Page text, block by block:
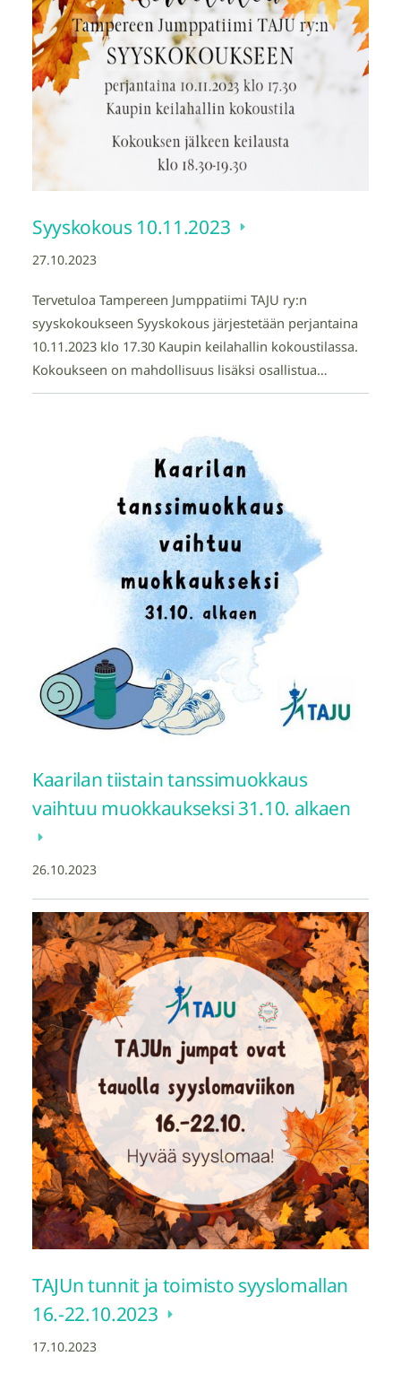
Syyskokous 10.11.2023
27.10.2023
Tervetuloa Tampereen Jumppatiimi TAJU ry:n
syyskokoukseen Syyskokous järjestetään perjantaina
10.11.2023 klo 17.30 Kaupin keilahallin kokoustilassa.
Kokoukseen on mahdollisuus lisäksi osallistua…
Kaarilan tiistain tanssimuokkaus
vaihtuu muokkaukseksi 31.10. alkaen
26.10.2023
TAJUn tunnit ja toimisto syyslomallan
16.-22.10.2023
17.10.2023